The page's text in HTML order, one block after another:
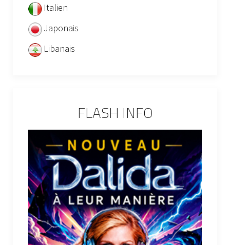
Italien
Japonais
Libanais
FLASH INFO